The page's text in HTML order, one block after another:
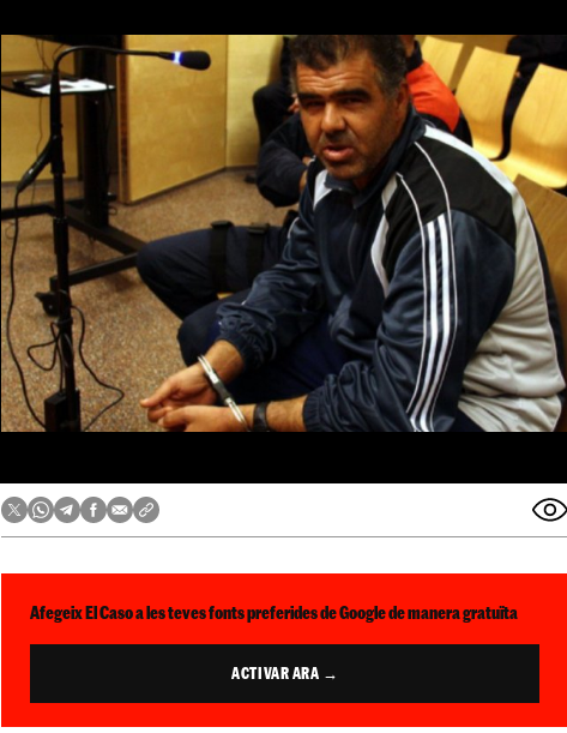
Afegeix El Caso a les teves fonts preferides de Google de manera gratuïta
ACTIVAR ARA →